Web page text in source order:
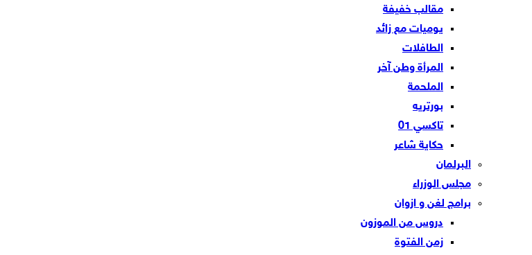
مقالب خفيفة
يوميات مع زائد
الطافلات
المرأة وطن آخر
الملحمة
بورتريه
تاكسي 01
حكاية شاعر
البرلمان
مجلس الوزراء
برامج لغن و ازوان
دروس من الموزون
زمن الفتوة